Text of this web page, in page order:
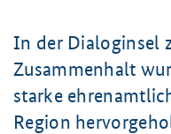
In der Dialoginsel
Zusammenhalt
starke
Region